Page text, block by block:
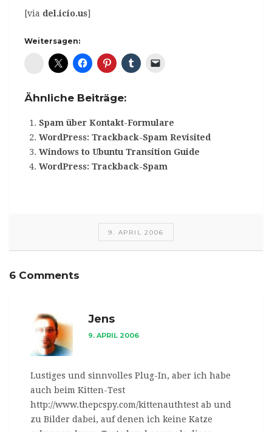
[via del.icio.us]
Weitersagen:
Diaspora*
Ähnliche Beiträge:
Spam über Kontakt-Formulare
WordPress: Trackback-Spam Revisited
Windows to Ubuntu Transition Guide
WordPress: Trackback-Spam
9. APRIL 2006
6 Comments
Jens
9. APRIL 2006
Lustiges und sinnvolles Plug-In, aber ich habe
auch beim Kitten-Test
http://www.thepcspy.com/kittenauthtest ab und
zu Bilder dabei, auf denen ich keine Katze